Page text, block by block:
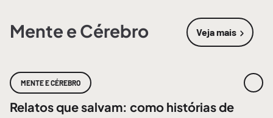
Mente e Cérebro Veja mais
sobre
MENTE E CÉREBRO
Relatos que salvam: como histórias de